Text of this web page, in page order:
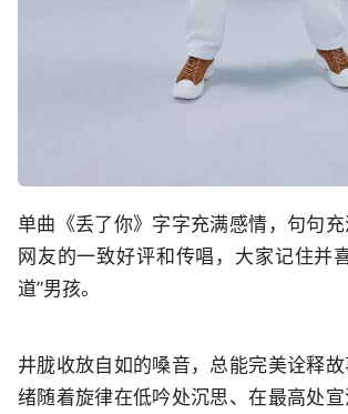
单曲《丢了你》字字充满感情，句句
网友的一致好评和传唱，大家记住并
道”男孩。
井胧收放自如的嗓音，总能完美诠释
绪随着旋律在低吟处沉思、在最高处宣